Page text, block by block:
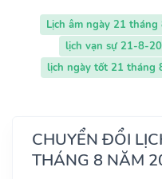
Lịch âm ngày 21 tháng
lịch vạn sự 21-8-
lịch ngày tốt 21 tháng
CHUYỂN ĐỔI
THÁNG 8 NĂM